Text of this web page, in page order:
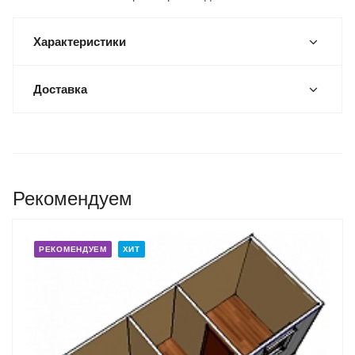
Характеристики
Доставка
Рекомендуем
РЕКОМЕНДУЕМ ХИТ